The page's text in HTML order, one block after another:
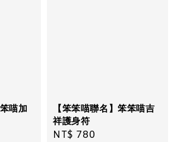
喵加
【笨笨喵聯名】笨笨喵吉
祥護身符
Regular
NT$ 780